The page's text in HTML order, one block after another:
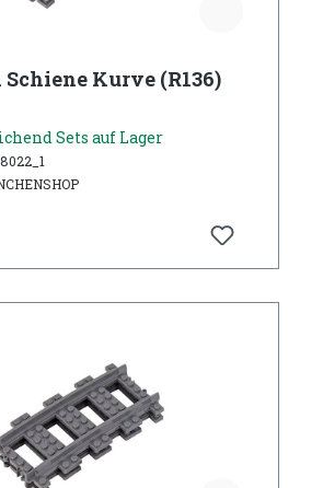
Kurve (R136)
Sets auf Lager